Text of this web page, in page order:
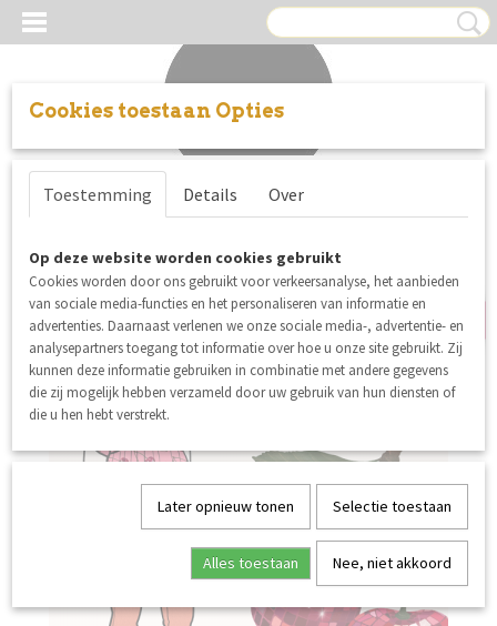
Inloggen Registreren
nieuw
Cookies toestaan Opties
Toestemming Details Over
Op deze website worden cookies gebruikt
Cookies worden door ons gebruikt voor verkeersanalyse, het aanbieden
van sociale media-functies en het personaliseren van informatie en
advertenties. Daarnaast verlenen we onze sociale media-, advertentie- en
analysepartners toegang tot informatie over hoe u onze site gebruikt. Zij
kunnen deze informatie gebruiken in combinatie met andere gegevens
die zij mogelijk hebben verzameld door uw gebruik van hun diensten of
die u hen hebt verstrekt.
Later opnieuw tonen Selectie toestaan
Alles toestaan Nee, niet akkoord